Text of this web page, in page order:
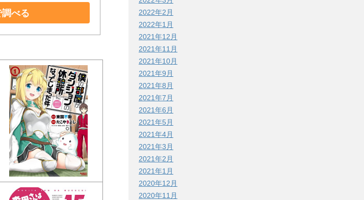
べる
2022年2月
2022年1月
2021年12月
2021年11月
2021年10月
2021年9月
2021年8月
2021年7月
2021年6月
2021年5月
2021年4月
2021年3月
2021年2月
2021年1月
2020年12月
2020年11月